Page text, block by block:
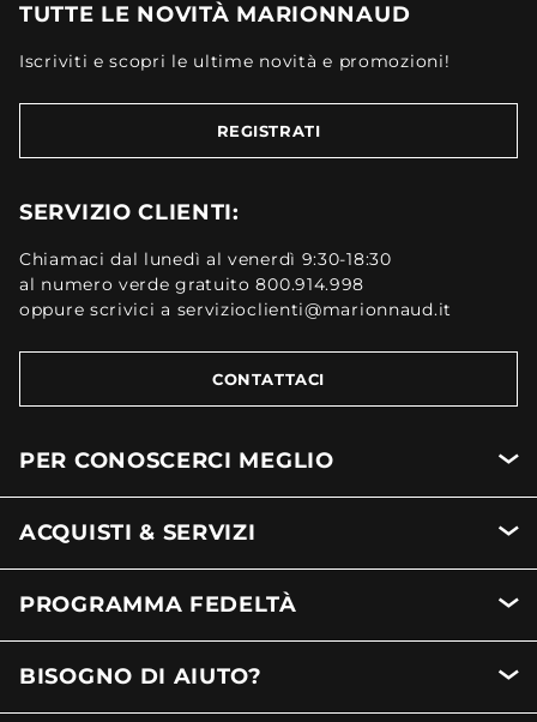
TUTTE LE NOVITÀ MARIONNAUD
Iscriviti e scopri le ultime novità e promozioni!
REGISTRATI
SERVIZIO CLIENTI:
Chiamaci dal lunedì al venerdì 9:30-18:30
al numero verde gratuito 800.914.998
oppure scrivici a servizioclienti@marionnaud.it
CONTATTACI
PER CONOSCERCI MEGLIO
ACQUISTI & SERVIZI
PROGRAMMA FEDELTÀ
BISOGNO DI AIUTO?